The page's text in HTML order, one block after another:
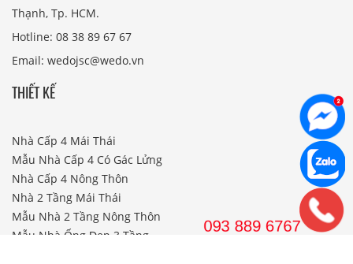
Thạnh, Tp. HCM.
Hotline: 08 38 89 67 67
Email: wedojsc@wedo.vn
THIẾT KẾ
Nhà Cấp 4 Mái Thái
Mẫu Nhà Cấp 4 Có Gác Lửng
Nhà Cấp 4 Nông Thôn
Nhà 2 Tầng Mái Thái
Mẫu Nhà 2 Tầng Nông Thôn
Mẫu Nhà Ống Đẹp 3 Tầng